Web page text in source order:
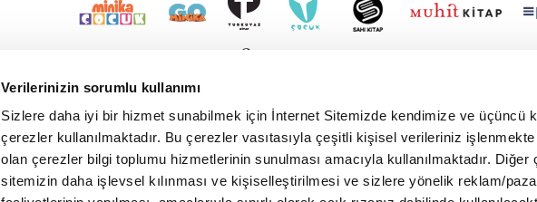
Verilerinizin sorumlu kullanımı
Sizlere daha iyi bir hizmet sunabilmek için İnternet Sitemizde kendimize ve üçüncü
çerezler kullanılmaktadır. Bu çerezler vasıtasıyla çeşitli kişisel verileriniz
olan çerezler bilgi toplumu hizmetlerinin sunulması amacıyla kullanılmaktadır. Diğer
sitemizin daha işlevsel kılınması ve kişiselleştirilmesi ve sizlere yönelik reklam/